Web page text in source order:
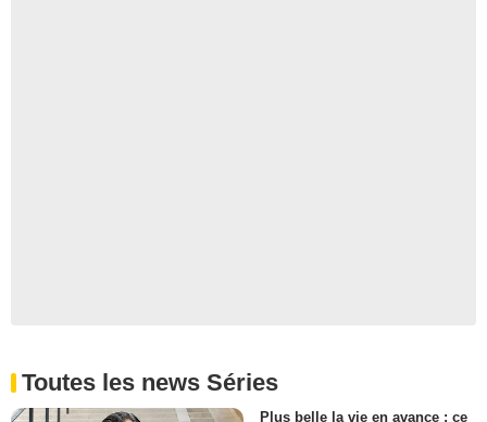
Toutes les news Séries
Plus belle la vie en avance : ce